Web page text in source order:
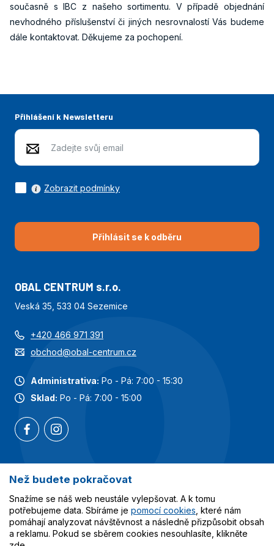
současně s IBC z našeho sortimentu. V případě objednání
nevhodného příslušenství či jiných nesrovnalostí Vás budeme
dále kontaktovat. Děkujeme za pochopení.
Přihlášení k Newsletteru
Přihlásit se k odběru
Zobrazit podmínky
OBAL CENTRUM s.r.o.
Veská 35, 533 04 Sezemice
+420 466 971 391
obchod@obal-centrum.cz
Administrativa: Po - Pá: 7:00 - 15:30
Sklad: Po - Pá: 7:00 - 15:00
Nejoblíbenější kategorie
Služby
Vše o nákupu
Než budete pokračovat
Snažíme se náš web neustále vylepšovat. A k tomu
potřebujeme data. Sbíráme je pomocí cookies , které nám
pomáhají analyzovat návštěvnost a následně přizpůsobit obsah
a reklamu. Pokud se sběrem cookies nesouhlasíte, klikněte